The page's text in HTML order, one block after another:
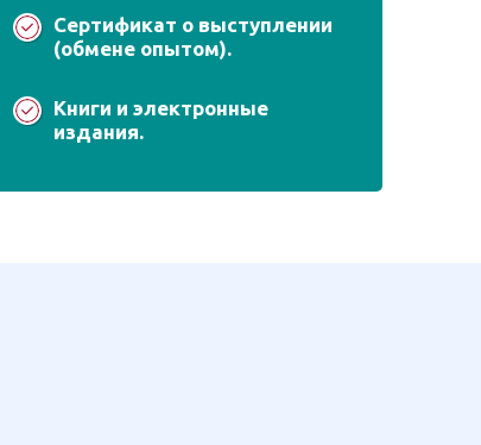
Сертификат о выступлении
(обмене опытом).
Книги и электронные
издания.